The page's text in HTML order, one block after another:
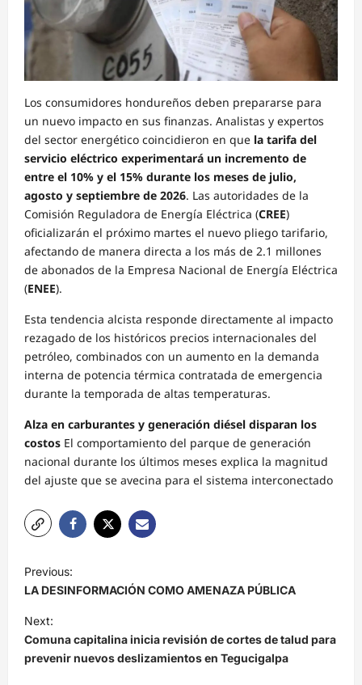
Los consumidores hondureños deben prepararse para
un nuevo impacto en sus finanzas. Analistas y expertos
del sector energético coincidieron en que la tarifa del
servicio eléctrico experimentará un incremento de
entre el 10% y el 15% durante los meses de julio,
agosto y septiembre de 2026. Las autoridades de la
Comisión Reguladora de Energía Eléctrica (CREE)
oficializarán el próximo martes el nuevo pliego tarifario,
afectando de manera directa a los más de 2.1 millones
de abonados de la Empresa Nacional de Energía Eléctrica
(ENEE).
Esta tendencia alcista responde directamente al impacto
rezagado de los históricos precios internacionales del
petróleo, combinados con un aumento en la demanda
interna de potencia térmica contratada de emergencia
durante la temporada de altas temperaturas.
Alza en carburantes y generación diésel disparan los
costos El comportamiento del parque de generación
nacional durante los últimos meses explica la magnitud
del ajuste que se avecina para el sistema interconectado
N
a
v
e
g
Previous:
LA DESINFORMACIÓN COMO AMENAZA PÚBLICA
Next:
Comuna capitalina inicia revisión de cortes de talud para
prevenir nuevos deslizamientos en Tegucigalpa